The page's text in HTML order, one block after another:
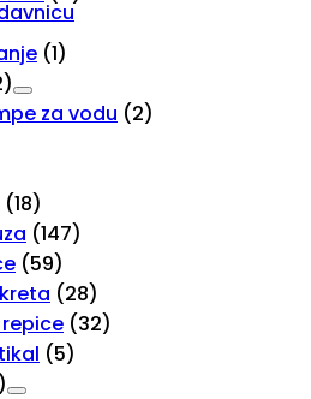
(1)
za vodu (2)
(18)
(147)
(59)
(28)
(32)
(5)